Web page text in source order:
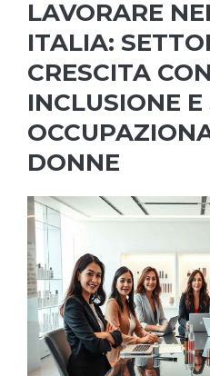
LAVORARE
ITALIA:
CRESCITA
INCLUSIONE
DONNE